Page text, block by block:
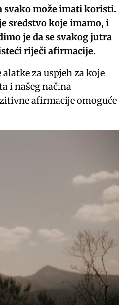
svako može imati koristi.
sredstvo koje imamo, i
je da se svakog jutra
riječi afirmacije.
za uspjeh za koje
i našeg načina
afirmacije omoguće